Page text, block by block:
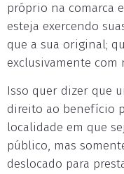
próprio na comarca
esteja exercendo
que a sua original;
exclusivamente com
Isso quer dizer que
direito ao benefício
localidade em que
público, mas
deslocado para